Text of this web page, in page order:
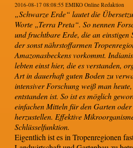
2016-08-17 08:08:55 EMIKO Online Redaktion
„Schwarze Erde“ lautet die
Worte „Terra Preta“. So nennen
und fruchtbare Erde, die an einstigen
der sonst nährstoffarmen
Amazonasbeckens vorkommt.
lebten einst hier, die es verstanden,
Art in dauerhaft guten Boden zu
intensiver Forschung weiß man
entstanden ist. So ist es möglich
einfachen Mitteln für den Garten
herzustellen. Effektive
Schlüsselfunktion.
Eigentlich ist es in Tropenregionen